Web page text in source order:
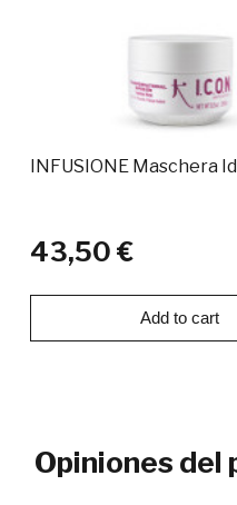
INFUSIONE Maschera
43,50 €
Add to cart
Opiniones del